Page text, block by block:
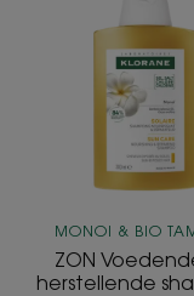
en
MONOI & BIO
ZON
herstellende